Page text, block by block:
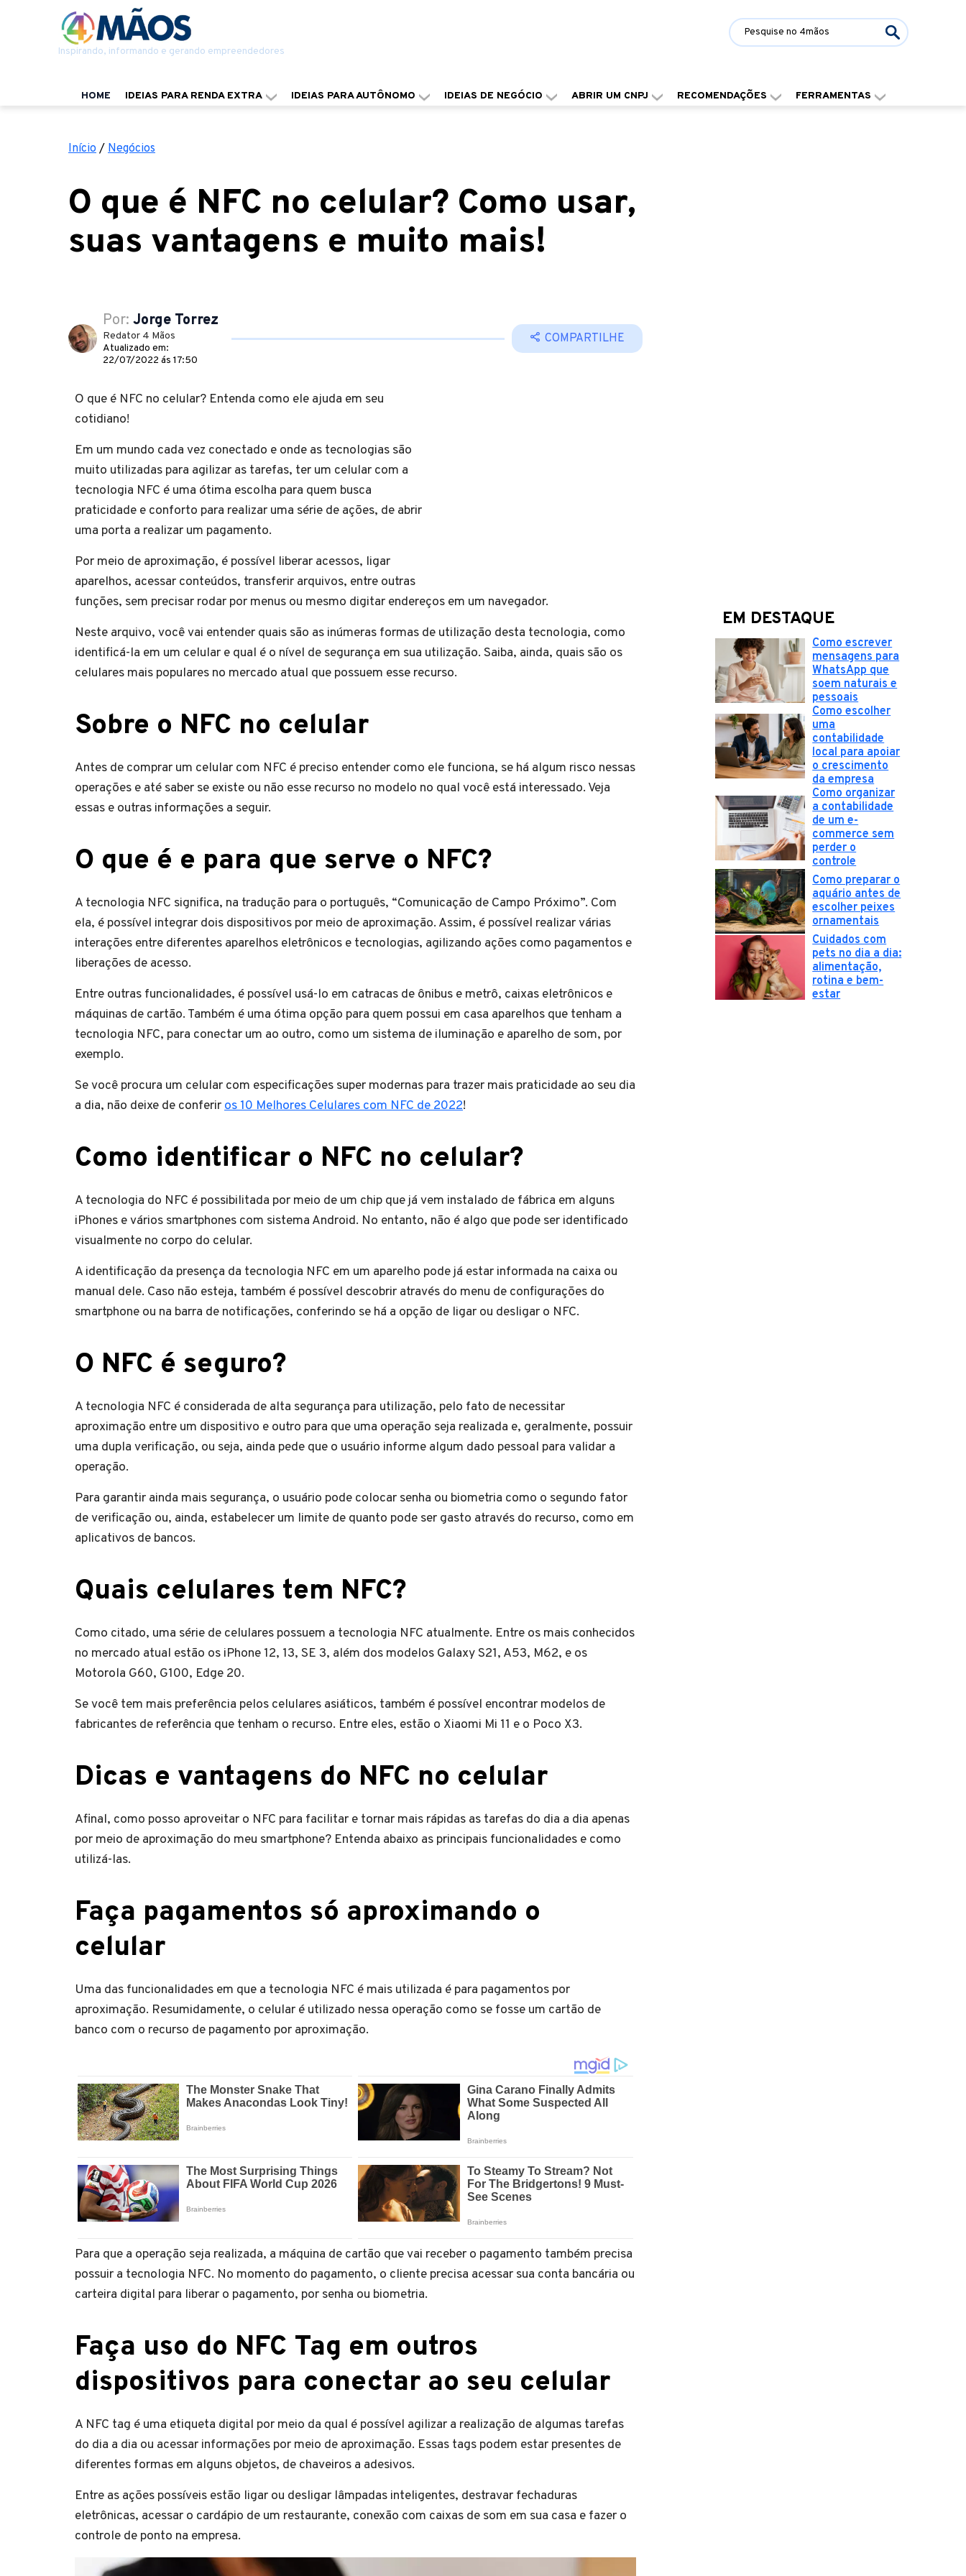
Inspirando, informando e gerando empreendedores
HOME IDEIAS PARA RENDA EXTRA IDEIAS PARA AUTÔNOMO IDEIAS DE NEGÓCIO ABRIR UM CNPJ RECOMENDAÇÕES FERRAMENTAS
Início / Negócios
O que é NFC no celular? Como usar,
suas vantagens e muito mais!
Por: Jorge Torrez
Redator 4 Mãos
Atualizado em:
22/07/2022 ás 17:50
COMPARTILHE
O que é NFC no celular? Entenda como ele ajuda em seu
cotidiano!
Em um mundo cada vez conectado e onde as tecnologias são
muito utilizadas para agilizar as tarefas, ter um celular com a
tecnologia NFC é uma ótima escolha para quem busca
praticidade e conforto para realizar uma série de ações, de abrir
uma porta a realizar um pagamento.
Por meio de aproximação, é possível liberar acessos, ligar
aparelhos, acessar conteúdos, transferir arquivos, entre outras
funções, sem precisar rodar por menus ou mesmo digitar endereços em um navegador.
Neste arquivo, você vai entender quais são as inúmeras formas de utilização desta tecnologia, como
identificá-la em um celular e qual é o nível de segurança em sua utilização. Saiba, ainda, quais são os
celulares mais populares no mercado atual que possuem esse recurso.
Sobre o NFC no celular
Antes de comprar um celular com NFC é preciso entender como ele funciona, se há algum risco nessas
operações e até saber se existe ou não esse recurso no modelo no qual você está interessado. Veja
essas e outras informações a seguir.
O que é e para que serve o NFC?
A tecnologia NFC significa, na tradução para o português, “Comunicação de Campo Próximo”. Com
ela, é possível integrar dois dispositivos por meio de aproximação. Assim, é possível realizar várias
interações entre diferentes aparelhos eletrônicos e tecnologias, agilizando ações como pagamentos e
liberações de acesso.
Entre outras funcionalidades, é possível usá-lo em catracas de ônibus e metrô, caixas eletrônicos e
máquinas de cartão. Também é uma ótima opção para quem possui em casa aparelhos que tenham a
tecnologia NFC, para conectar um ao outro, como um sistema de iluminação e aparelho de som, por
exemplo.
Se você procura um celular com especificações super modernas para trazer mais praticidade ao seu dia
a dia, não deixe de conferir os 10 Melhores Celulares com NFC de 2022!
Como identificar o NFC no celular?
A tecnologia do NFC é possibilitada por meio de um chip que já vem instalado de fábrica em alguns
iPhones e vários smartphones com sistema Android. No entanto, não é algo que pode ser identificado
visualmente no corpo do celular.
A identificação da presença da tecnologia NFC em um aparelho pode já estar informada na caixa ou
manual dele. Caso não esteja, também é possível descobrir através do menu de configurações do
smartphone ou na barra de notificações, conferindo se há a opção de ligar ou desligar o NFC.
O NFC é seguro?
A tecnologia NFC é considerada de alta segurança para utilização, pelo fato de necessitar
aproximação entre um dispositivo e outro para que uma operação seja realizada e, geralmente, possuir
uma dupla verificação, ou seja, ainda pede que o usuário informe algum dado pessoal para validar a
operação.
Para garantir ainda mais segurança, o usuário pode colocar senha ou biometria como o segundo fator
de verificação ou, ainda, estabelecer um limite de quanto pode ser gasto através do recurso, como em
aplicativos de bancos.
Quais celulares tem NFC?
Como citado, uma série de celulares possuem a tecnologia NFC atualmente. Entre os mais conhecidos
no mercado atual estão os iPhone 12, 13, SE 3, além dos modelos Galaxy S21, A53, M62, e os
Motorola G60, G100, Edge 20.
Se você tem mais preferência pelos celulares asiáticos, também é possível encontrar modelos de
fabricantes de referência que tenham o recurso. Entre eles, estão o Xiaomi Mi 11 e o Poco X3.
Dicas e vantagens do NFC no celular
Afinal, como posso aproveitar o NFC para facilitar e tornar mais rápidas as tarefas do dia a dia apenas
por meio de aproximação do meu smartphone? Entenda abaixo as principais funcionalidades e como
utilizá-las.
Faça pagamentos só aproximando o
celular
Uma das funcionalidades em que a tecnologia NFC é mais utilizada é para pagamentos por
aproximação. Resumidamente, o celular é utilizado nessa operação como se fosse um cartão de
banco com o recurso de pagamento por aproximação.
Para que a operação seja realizada, a máquina de cartão que vai receber o pagamento também precisa
possuir a tecnologia NFC. No momento do pagamento, o cliente precisa acessar sua conta bancária ou
carteira digital para liberar o pagamento, por senha ou biometria.
Faça uso do NFC Tag em outros
dispositivos para conectar ao seu celular
A NFC tag é uma etiqueta digital por meio da qual é possível agilizar a realização de algumas tarefas
do dia a dia ou acessar informações por meio de aproximação. Essas tags podem estar presentes de
diferentes formas em alguns objetos, de chaveiros a adesivos.
Entre as ações possíveis estão ligar ou desligar lâmpadas inteligentes, destravar fechaduras
eletrônicas, acessar o cardápio de um restaurante, conexão com caixas de som em sua casa e fazer o
controle de ponto na empresa.
EM DESTAQUE
Como escrever
mensagens para
WhatsApp que
soem naturais e
pessoais
Como escolher
uma
contabilidade
local para apoiar
o crescimento
da empresa
Como organizar
a contabilidade
de um e-
commerce sem
perder o
controle
Como preparar o
aquário antes de
escolher peixes
ornamentais
Cuidados com
pets no dia a dia:
alimentação,
rotina e bem-
estar